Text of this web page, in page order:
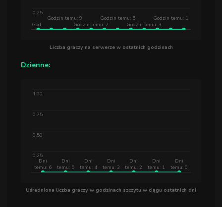
God…
Godzin temu: 9
Godzin temu: 7
Godzin temu: 5
Godzin temu: 3
Godzin temu: 1
0.25
Liczba graczy na serwerze w ostatnich godzinach
Dzienne:
temu: 6
Dni
temu: 5
Dni
temu: 4
Dni
temu: 3
Dni
temu: 2
Dni
temu: 1
Dni
temu: 0
Dni
0.25
0.50
0.75
1.00
Uśredniona liczba graczy w godzinach szczytu w ciągu ostatnich dni